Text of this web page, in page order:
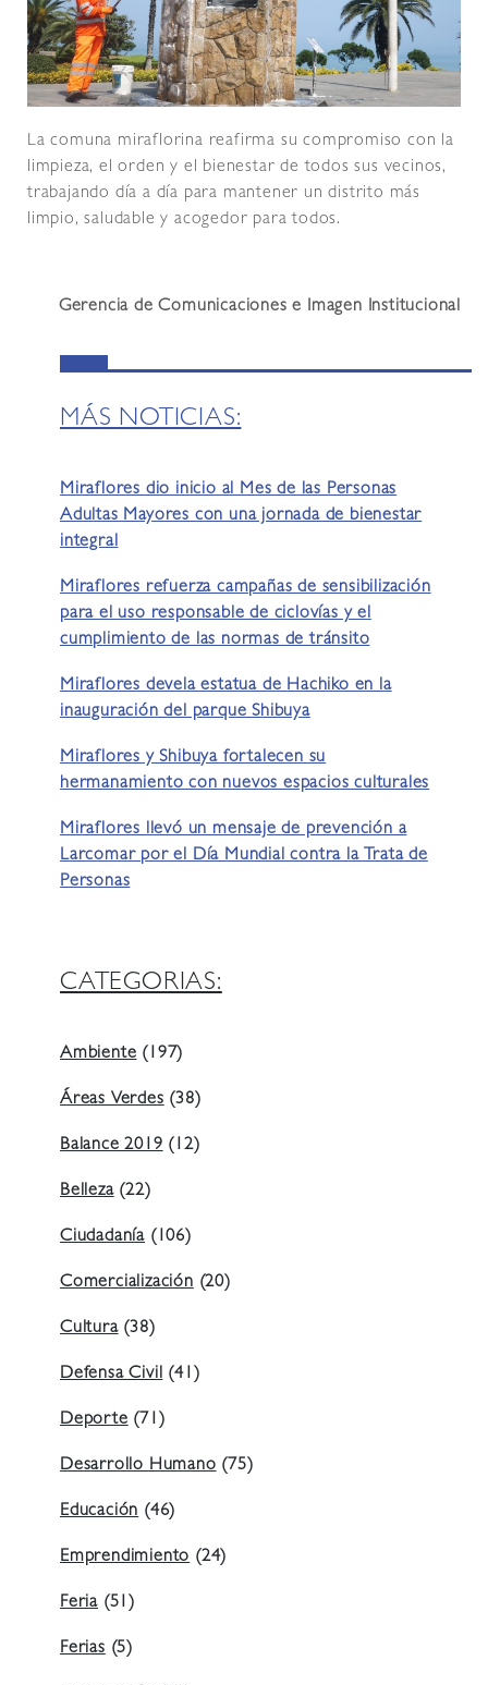
La comuna miraflorina reafirma su compromiso con la
limpieza, el orden y el bienestar de todos sus vecinos,
trabajando día a día para mantener un distrito más
limpio, saludable y acogedor para todos.
Gerencia de Comunicaciones e Imagen Institucional
MÁS NOTICIAS:
Miraflores dio inicio al Mes de las Personas
Adultas Mayores con una jornada de bienestar
integral
Miraflores refuerza campañas de sensibilización
para el uso responsable de ciclovías y el
cumplimiento de las normas de tránsito
Miraflores devela estatua de Hachiko en la
inauguración del parque Shibuya
Miraflores y Shibuya fortalecen su
hermanamiento con nuevos espacios culturales
Miraflores llevó un mensaje de prevención a
Larcomar por el Día Mundial contra la Trata de
Personas
CATEGORIAS:
Ambiente (197)
Áreas Verdes (38)
Balance 2019 (12)
Belleza(22)
Ciudadanía (106)
Comercialización (20)
Cultura(38)
Defensa Civil (41)
Deporte (71)
Desarrollo Humano (75)
Educación (46)
Emprendimiento (24)
Feria (51)
Ferias (5)